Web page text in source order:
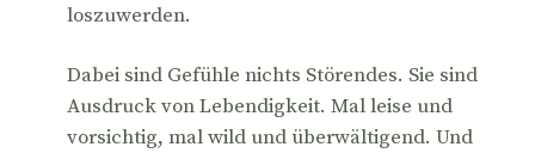
loszuwerden.
Dabei sind Gefühle nichts Störendes. Sie sind
Ausdruck von Lebendigkeit. Mal leise und
vorsichtig, mal wild und überwältigend. Und